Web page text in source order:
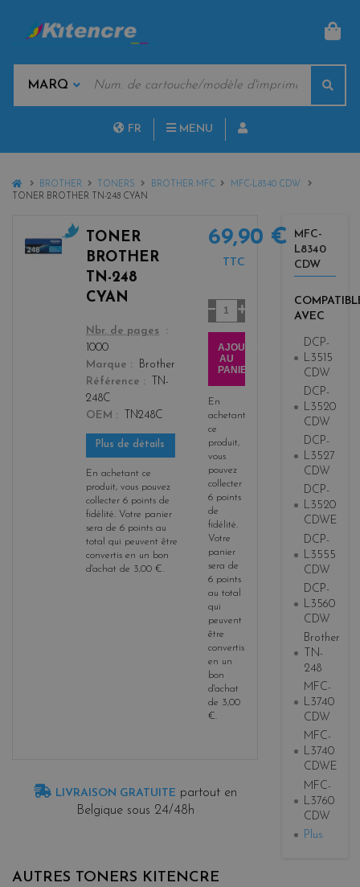
MARQUES
CLÉS
FR MENU
HOMEBROTHER TONERS BROTHER MFC
MFC-L8340 CDW
TONER BROTHER TN-248 CYAN
TONER
BROTHER
TN-248
CYAN
color
c
Nbr. de pages
1000
Marque
Brother
Référence
TN-
248C
OEM
TN248C
Plus de détails
En achetant ce
produit, vous pouvez
collecter 6 points de
fidélité. Votre panier
sera de 6 points au
total qui peuvent être
convertis en un bon
d'achat de 3,00 €.
69,90 €
TTC
Quantité
AJOUTER
AU
PANIER
En
achetant
ce
produit,
vous
pouvez
collecter
6 points
de
fidélité.
Votre
panier
sera de
6 points
au total
qui
peuvent
être
convertis
en un
bon
d'achat
de 3,00
€.
LIVRAISON GRATUITE partout en
Belgique sous 24/48h
AUTRES TONERS KITENCRE
MFC-
L8340
CDW
AVEC
DCP-
L3515
CDW
DCP-
L3520
CDW
DCP-
L3527
CDW
DCP-
L3520
CDWE
DCP-
L3555
CDW
DCP-
L3560
CDW
Brother
TN-
248
MFC-
L3740
CDW
MFC-
L3740
CDWE
MFC-
L3760
CDW
Plus